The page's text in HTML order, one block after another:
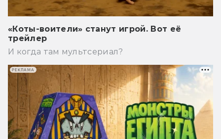
«Коты-воители» станут игрой. Вот её
трейлер
И когда там мультсериал?
РЕКЛАМА